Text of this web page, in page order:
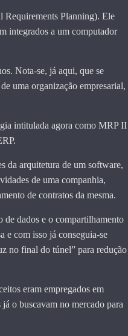
Requirements Planning). Ele
integrados a um computador
Nota-se, já aqui, que se
uma organização empresarial,
intitulada agora como MRP II
da arquitetura de um software,
de uma companhia,
de contratos da mesma.
dados e o compartilhamento
e com isso já conseguia-se
no final do túnel” para redução
eram empregados em
o buscavam no mercado para